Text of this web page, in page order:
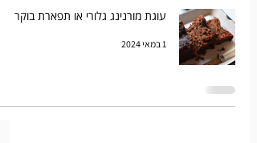
עוגת מורנינג גלורי או תפארת בוקר
1 במאי 2024